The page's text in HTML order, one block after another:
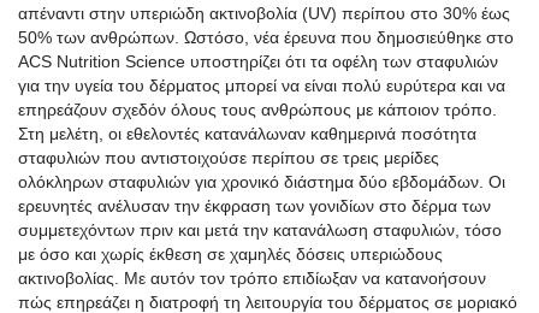
απέναντι στην υπεριώδη ακτινοβολία (UV) περίπου στο 30% έως
50% των ανθρώπων. Ωστόσο, νέα έρευνα που δημοσιεύθηκε στο
ACS Nutrition Science υποστηρίζει ότι τα οφέλη των σταφυλιών
για την υγεία του δέρματος μπορεί να είναι πολύ ευρύτερα και να
επηρεάζουν σχεδόν όλους τους ανθρώπους με κάποιον τρόπο.
Στη μελέτη, οι εθελοντές κατανάλωναν καθημερινά ποσότητα
σταφυλιών που αντιστοιχούσε περίπου σε τρεις μερίδες
ολόκληρων σταφυλιών για χρονικό διάστημα δύο εβδομάδων. Οι
ερευνητές ανέλυσαν την έκφραση των γονιδίων στο δέρμα των
συμμετεχόντων πριν και μετά την κατανάλωση σταφυλιών, τόσο
με όσο και χωρίς έκθεση σε χαμηλές δόσεις υπεριώδους
ακτινοβολίας. Με αυτόν τον τρόπο επιδίωξαν να κατανοήσουν
πώς επηρεάζει η διατροφή τη λειτουργία του δέρματος σε μοριακό